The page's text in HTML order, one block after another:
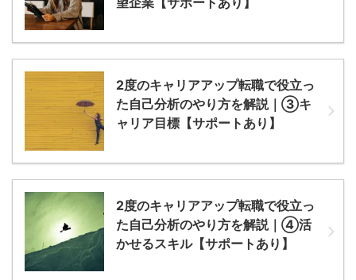
2度のキャリアアップ転職で役立っ
た自己分析のやり方を解説｜③キ
ャリア目標【サポートあり】
2度のキャリアアップ転職で役立っ
た自己分析のやり方を解説｜④活
かせるスキル【サポートあり】